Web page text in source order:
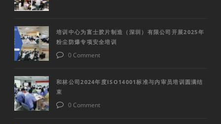
培训中心为富士胶片制造（深圳）有限公司开展2025年
粉尘防爆专项安全培训
0 Comment
和林公司2024年度ISO14001标准与内审员培训圆满结
束
0 Comment